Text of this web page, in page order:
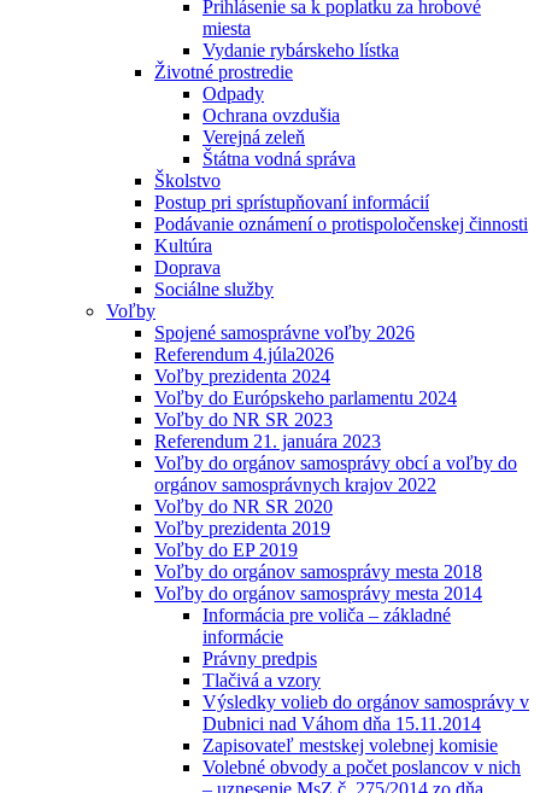
Prihlásenie sa k poplatku za hrobové
miesta
Vydanie rybárskeho lístka
Životné prostredie
Odpady
Ochrana ovzdušia
Verejná zeleň
Štátna vodná správa
Školstvo
Postup pri sprístupňovaní informácií
Podávanie oznámení o protispoločenskej činnosti
Kultúra
Doprava
Sociálne služby
Voľby
Spojené samosprávne voľby 2026
Referendum 4.júla2026
Voľby prezidenta 2024
Voľby do Európskeho parlamentu 2024
Voľby do NR SR 2023
Referendum 21. januára 2023
Voľby do orgánov samosprávy obcí a voľby do
orgánov samosprávnych krajov 2022
Voľby do NR SR 2020
Voľby prezidenta 2019
Voľby do EP 2019
Voľby do orgánov samosprávy mesta 2018
Voľby do orgánov samosprávy mesta 2014
Informácia pre voliča – základné
informácie
Právny predpis
Tlačivá a vzory
Výsledky volieb do orgánov samosprávy v
Dubnici nad Váhom dňa 15.11.2014
Zapisovateľ mestskej volebnej komisie
Volebné obvody a počet poslancov v nich